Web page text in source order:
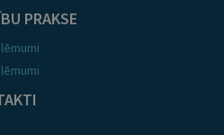
PRAKSE